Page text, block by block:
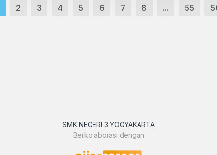
2 3 4 5 6 7 8 ... 55
SMK NEGERI 3 YOGYAKARTA
Berkolaborasi dengan